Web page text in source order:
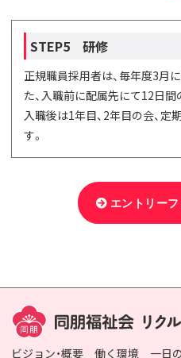
STEP5 研修
正規職員採用者は、毎年度3月
た、入職前に配属先にて12日間
入職後は1年目、2年目の会、
す。
エントリー
ビジョン・概要 働く環境 一日